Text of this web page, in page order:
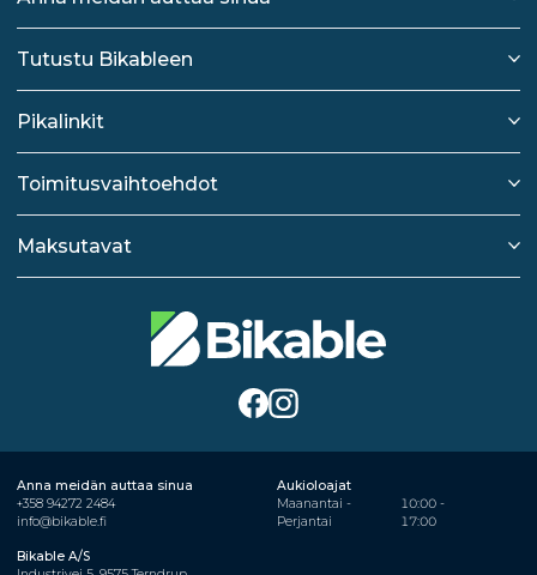
Tutustu Bikableen
Pikalinkit
Toimitusvaihtoehdot
Maksutavat
Anna meidän auttaa sinua
+358 94272 2484
info@bikable.fi
Aukioloajat
Maanantai -
Perjantai
10:00 -
17:00
Bikable A/S